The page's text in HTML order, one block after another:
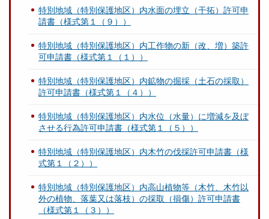
特別地域（特別保護地区）内水面の埋立（干拓）許可申
請書（様式第１（９））
特別地域（特別保護地区）内工作物の新（改、増）築許
可申請書（様式第１（１））
特別地域（特別保護地区）内鉱物の掘採（土石の採取）
許可申請書（様式第１（４））
特別地域（特別保護地区）内水位（水量）に増減を及ぼ
させる行為許可申請書（様式第１（５））
特別地域（特別保護地区）内木竹の伐採許可申請書（様
式第１（２））
特別地域（特別保護地区）内高山植物等（木竹、木竹以
外の植物、落葉又は落枝）の採取（損傷）許可申請書
（様式第１（３））